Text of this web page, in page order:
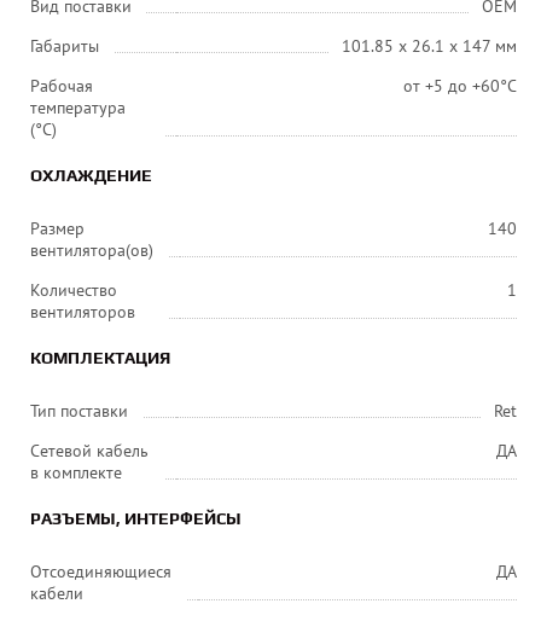
Вид поставки
OEM
Габариты
101.85 x 26.1 x 147 мм
Рабочая
температура
(°C)
от +5 до +60°С
ОХЛАЖДЕНИЕ
Размер
вентилятора(ов)
140
Количество
вентиляторов
1
КОМПЛЕКТАЦИЯ
Тип поставки
Ret
Сетевой кабель
в комплекте
ДА
РАЗЪЕМЫ, ИНТЕРФЕЙСЫ
Отсоединяющиеся
кабели
ДА